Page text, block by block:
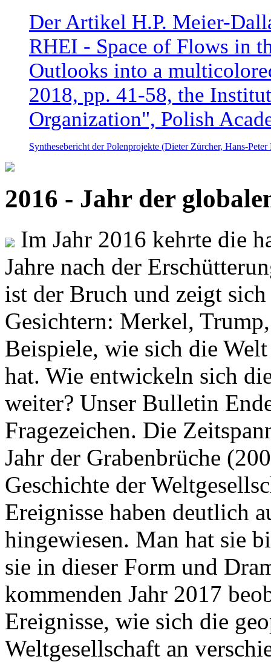
Der Artikel H.P. Meier-
RHEI - Space of Flows in
Outlooks into a
2018, pp. 41-58, the
Organization", Polish
Synthesebericht der Polenprojekte (Dieter Zürcher, Hans-
2016 - Jahr der
Im Jahr 2016 kehrte die
Jahre nach der
ist der Bruch und zeigt
Gesichtern: Merkel,
Beispiele, wie sich die
hat. Wie entwickeln sich
weiter? Unser Bulletin
Fragezeichen. Die
Jahr der Grabenbrüche
Geschichte der
Ereignisse haben deutlich
hingewiesen. Man hat sie
sie in dieser Form und
kommenden Jahr 2017
Ereignisse, wie sich die
Weltgesellschaft an